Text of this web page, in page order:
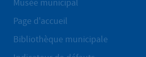
Musée municipal
Page d'accueil
Bibliothèque municipale